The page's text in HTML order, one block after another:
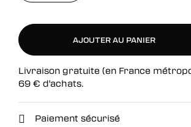
AJOUTER AU PANIER
AJOUTER AU PANIER
Livraison gratuite (en France
69 € d'achats.
Paiement sécurisé